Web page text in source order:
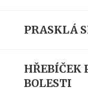
PRASKLÁ
HŘEBÍČEK
BOLESTI